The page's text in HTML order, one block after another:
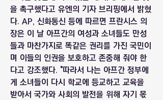
을 촉구했다고 유엔의 기자 브리핑에서 밝혔
다. AP, 신화통신 등에 따르면 프란시스 의
장은 이 날 아프간의 여성과 소녀들도 만성
들과 마찬가지로 똑같은 권리를 가진 국민이
며 이들의 인권을 보호하고 존중해 줘야 한
다고 강조했다. "따라서 나는 아프간 정부에
게 소녀들이 다시 학교에 등교하고 교육을
받아서 국가와 사회의 발전을 위해 자기 몫